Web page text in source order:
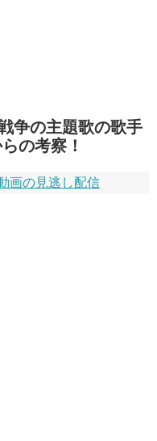
争の主題歌の歌手
の考察！
画の見逃し配信